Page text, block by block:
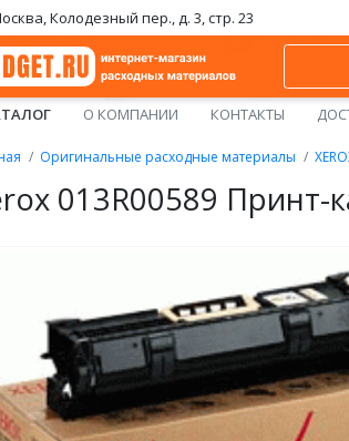
Колодезный пер., д. 3, стр. 23
О КОМПАНИИ КОНТАКТЫ
Оригинальные расходные материалы
013R00589 Принт-